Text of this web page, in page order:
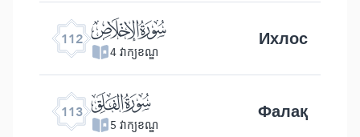
112 ﰝ
4 វាក្យខណ្ឌ Ихлос
113 ﰞ
5 វាក្យខណ្ឌ Фалақ